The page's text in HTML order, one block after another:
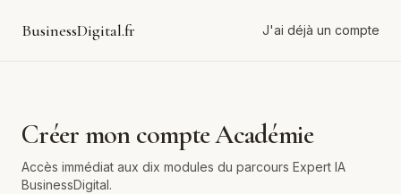
BusinessDigital.fr J'ai déjà un compte
Créer mon compte Académie
Accès immédiat aux dix modules du parcours Expert IA
BusinessDigital.